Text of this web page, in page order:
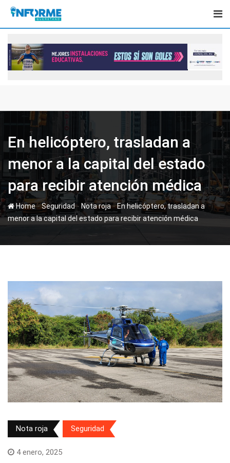
Skip
content
En helicóptero, trasladan a
menor a la capital del estado
para recibir atención médica
Home-Seguridad- Nota roja-En helicóptero, trasladan a
menor a la capital del estado para recibir atención médica
Nota roja Seguridad
4 enero, 2025